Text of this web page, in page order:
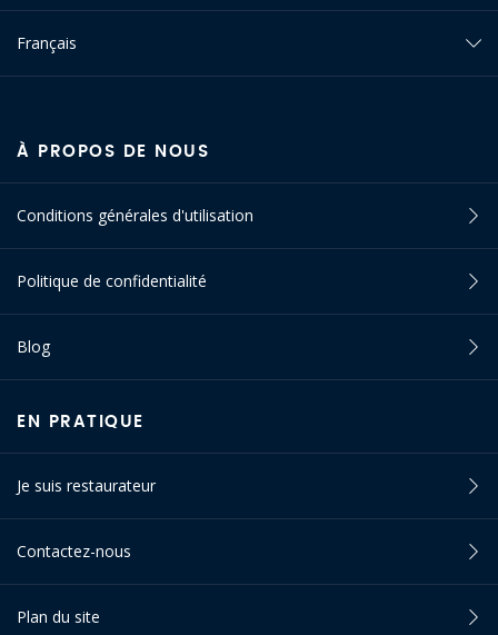
Français
À PROPOS DE NOUS
Conditions générales d'utilisation
Politique de confidentialité
Blog
EN PRATIQUE
Je suis restaurateur
Contactez-nous
Plan du site